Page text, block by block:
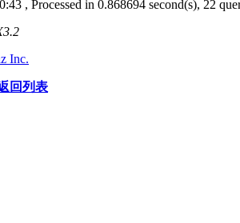
, Processed in 0.868694 second(s), 22
Inc.
回列表